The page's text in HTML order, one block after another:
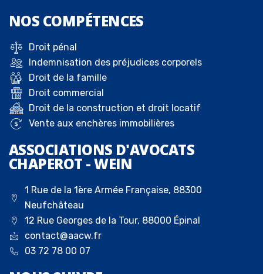
NOS COMPÉTENCES
Droit pénal
Indemnisation des préjudices corporels
Droit de la famille
Droit commercial
Droit de la construction et droit locatif
Vente aux enchères immobilières
ASSOCIATIONS D'AVOCATS
CHAPEROT - WEIN
1 Rue de la 1ère Armée Française, 88300
Neufchâteau
12 Rue Georges de la Tour, 88000 Épinal
contact@aacw.fr
03 72 78 00 07